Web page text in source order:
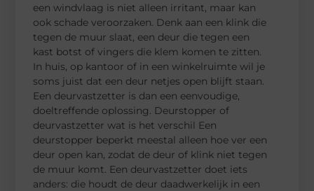
een windvlaag is niet alleen irritant, maar kan
ook schade veroorzaken. Denk aan een klink die
tegen de muur slaat, een deur die tegen een
kast botst of vingers die klem komen te zitten.
In huis, op kantoor of in een winkelruimte wil je
soms juist dat een deur netjes open blijft staan.
Een deurvastzetter is dan een eenvoudige,
doeltreffende oplossing. Deurstopper of
deurvastzetter wat is het verschil Een
deurstopper beperkt meestal alleen hoe ver een
deur open kan, zodat de deur of klink niet tegen
de muur komt. Een deurvastzetter doet iets
anders: die houdt de deur daadwerkelijk in een